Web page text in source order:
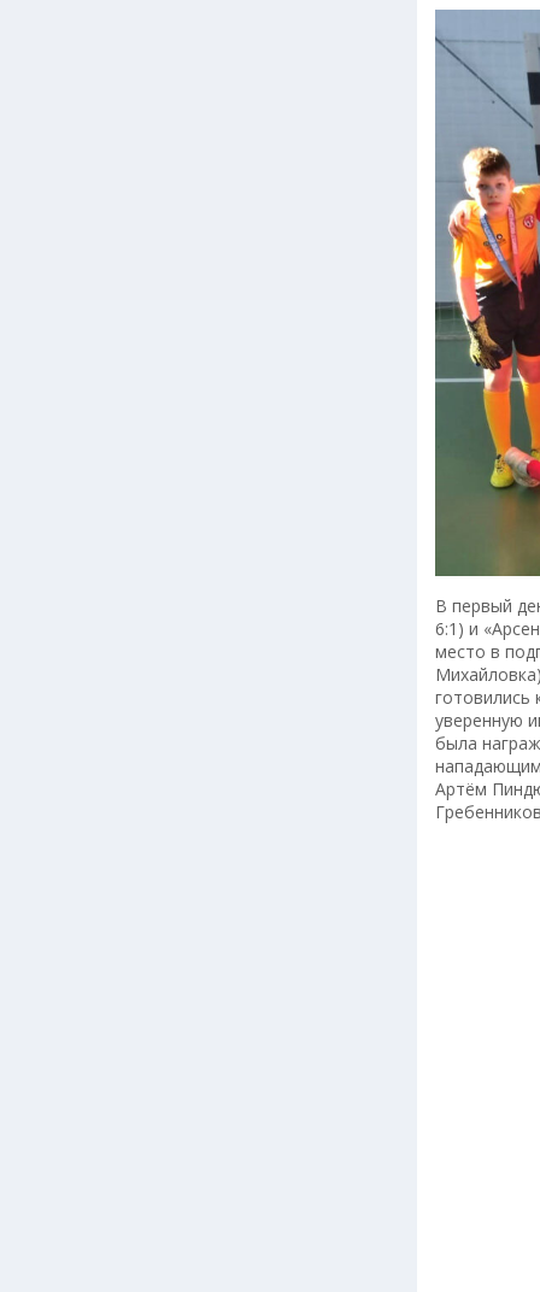
В первый
6:1) и
место в
готовились
уверенную
была
Артём